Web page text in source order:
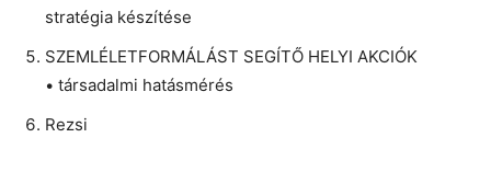
stratégia készítése
SZEMLÉLETFORMÁLÁST SEGÍTŐ HELYI AKCIÓK
• társadalmi hatásmérés
Rezsi